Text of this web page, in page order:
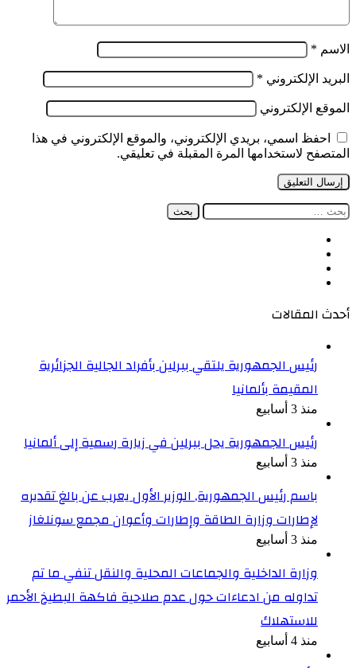
الاسم *
البريد الإلكتروني *
الموقع الإلكتروني
احفظ اسمي، بريدي الإلكتروني، والموقع الإلكتروني في هذا
المتصفح لاستخدامها المرة المقبلة في تعليقي.
البحث
أحدث المقالات
رئيس الجمهورية يلتقي ببرلين بأفراد الجالية الجزائرية
المقيمة بألمانيا
منذ 3 أسابيع
رئيس الجمهورية يحل ببرلين في زيارة رسمية إلى ألمانيا
منذ 3 أسابيع
باسم رئيس الجمهورية, الوزير الأول يعرب عن بالغ تقديره
لإطارات وزارة الطاقة وإطارات وأعوان مجمع سونلغاز
منذ 3 أسابيع
وزارة الداخلية والجماعات المحلية والنقل تنفي ما تم
تداوله من ادعاءات حول عدم صلاحية فاكهة البطيخ الأحمر
للاستهلاك
منذ 4 أسابيع